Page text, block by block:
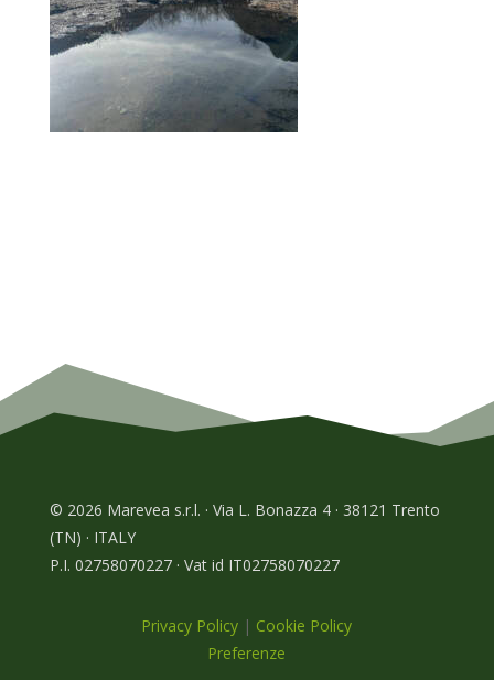
© 2026 Marevea s.r.l. · Via L. Bonazza 4 · 38121 Trento
(TN) · ITALY
P.I. 02758070227 · Vat id IT02758070227
Privacy Policy | Cookie Policy
Preferenze